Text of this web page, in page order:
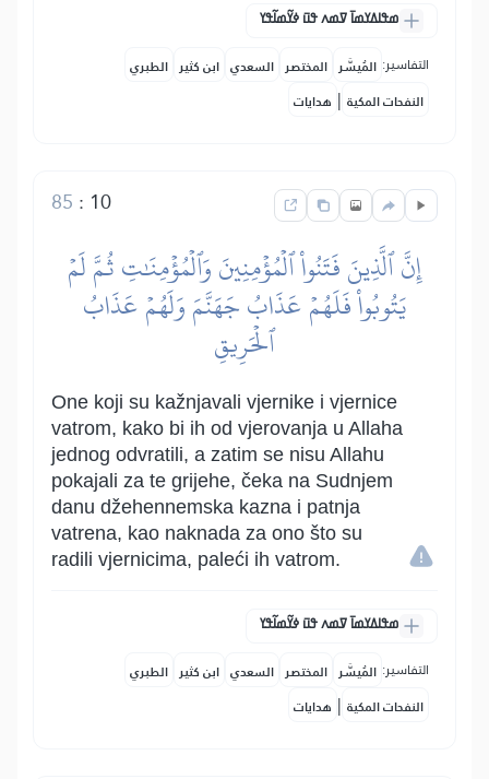
ߘߟߊߡߌߘߊ߫ ߜߘߍ ߟߎ߫ ߦߌ߬ߘߊ߬ߟߌ
التفاسير: المُيسَّر المختصر السعدي ابن كثير الطبري
النفحات المكية | هدايات
10
:
85
إِنَّ ٱلَّذِينَ فَتَنُواْ ٱلۡمُؤۡمِنِينَ وَٱلۡمُؤۡمِنَٰتِ ثُمَّ لَمۡ
يَتُوبُواْ فَلَهُمۡ عَذَابُ جَهَنَّمَ وَلَهُمۡ عَذَابُ
ٱلۡحَرِيقِ
One koji su kažnjavali vjernike i vjernice
vatrom, kako bi ih od vjerovanja u Allaha
jednog odvratili, a zatim se nisu Allahu
pokajali za te grijehe, čeka na Sudnjem
danu džehennemska kazna i patnja
vatrena, kao naknada za ono što su
radili vjernicima, paleći ih vatrom.
ߘߟߊߡߌߘߊ߫ ߜߘߍ ߟߎ߫ ߦߌ߬ߘߊ߬ߟߌ
التفاسير: المُيسَّر المختصر السعدي ابن كثير الطبري
النفحات المكية | هدايات